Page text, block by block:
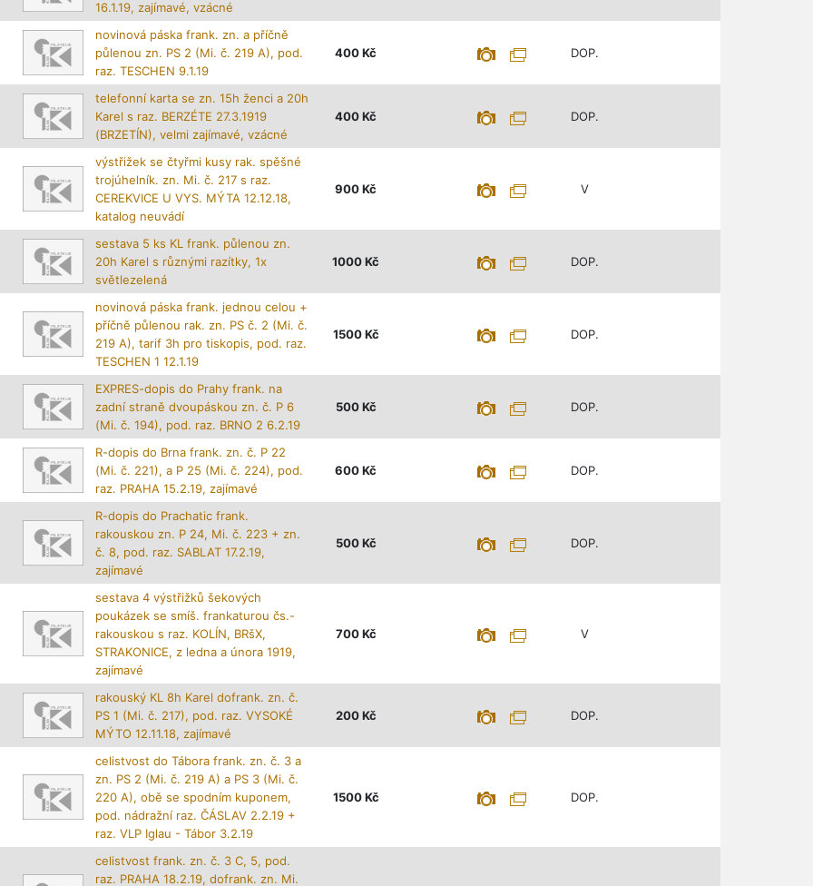
16.1.19, zajímavé, vzácné
novinová páska frank. zn. a příčně
půlenou zn. PS 2 (Mi. č. 219 A), pod.
raz. TESCHEN 9.1.19
400Kč DOP.
telefonní karta se zn. 15h ženci a 20h
Karel s raz. BERZÉTE 27.3.1919
(BRZETÍN), velmi zajímavé, vzácné
400Kč DOP.
výstřižek se čtyřmi kusy rak. spěšné
trojúhelník. zn. Mi. č. 217 s raz.
CEREKVICE U VYS. MÝTA 12.12.18,
katalog neuvádí
900Kč V
sestava 5 ks KL frank. půlenou zn.
20h Karel s různými razítky, 1x
světlezelená
1000Kč DOP.
novinová páska frank. jednou celou +
příčně půlenou rak. zn. PS č. 2 (Mi. č.
219 A), tarif 3h pro tiskopis, pod. raz.
TESCHEN 1 12.1.19
1500 Kč DOP.
EXPRES-dopis do Prahy frank. na
zadní straně dvoupáskou zn. č. P 6
(Mi. č. 194), pod. raz. BRNO 2 6.2.19
500 Kč DOP.
R-dopis do Brna frank. zn. č. P 22
(Mi. č. 221), a P 25 (Mi. č. 224), pod.
raz. PRAHA 15.2.19, zajímavé
600Kč DOP.
R-dopis do Prachatic frank.
rakouskou zn. P 24, Mi. č. 223 + zn.
č. 8, pod. raz. SABLAT 17.2.19,
zajímavé
500 Kč DOP.
sestava 4 výstřižků šekových
poukázek se smíš. frankaturou čs.-
rakouskou s raz. KOLÍN, BRšX,
STRAKONICE, z ledna a února 1919,
zajímavé
700 Kč V
rakouský KL 8h Karel dofrank. zn. č.
PS 1 (Mi. č. 217), pod. raz. VYSOKÉ
MÝTO 12.11.18, zajímavé
200 Kč DOP.
celistvost do Tábora frank. zn. č. 3 a
zn. PS 2 (Mi. č. 219 A) a PS 3 (Mi. č.
220 A), obě se spodním kuponem,
pod. nádražní raz. ČÁSLAV 2.2.19 +
raz. VLP Iglau - Tábor 3.2.19
1500 Kč DOP.
celistvost frank. zn. č. 3 C, 5, pod.
raz. PRAHA 18.2.19, dofrank. zn. Mi.